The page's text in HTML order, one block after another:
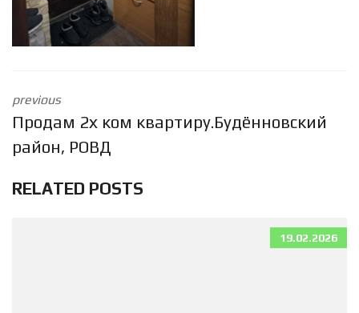
previous
Продам 2х ком квартиру.Будённовский
район, РОВД
RELATED POSTS
19.02.2026